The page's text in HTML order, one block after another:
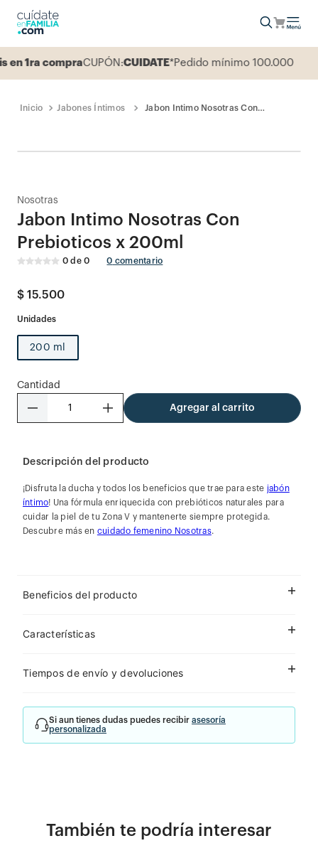
1ra compraCUPÓN:CUIDATE*Pedido mínimo 100.000
Jabones Íntimos
Jabon Intimo Nosotras Con
Nosotras
Jabon Intimo Nosotras Con
Prebioticos x 200ml
0 de0 0 comentario
$ 15.500
200 ml
Cantidad
＋
－ Agregar al carrito
Descripción del producto
¡Disfruta la ducha y todos los beneficios que trae para este jabón
íntimo! Una fórmula enriquecida con prebióticos naturales para
cuidar la piel de tu Zona V y mantenerte siempre protegida.
Descubre más en cuidado femenino Nosotras.
Beneficios del producto
Características
Tiempos de envío y devoluciones
Si aun tienes dudas puedes recibir asesoría
personalizada
También te podría interesar